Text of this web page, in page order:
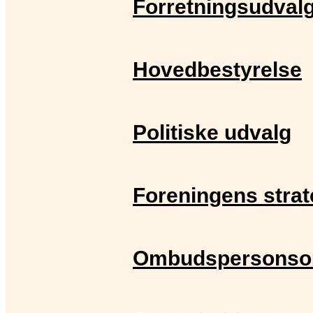
Hovedbestyrelse
Politiske udvalg
Foreningens